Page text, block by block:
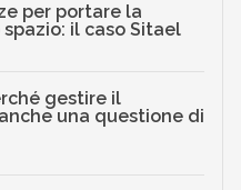
per portare la
il caso Sitael
gestire il
una questione di